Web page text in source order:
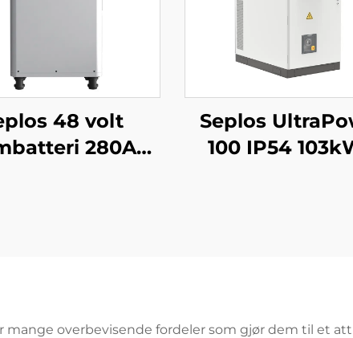
48 volt
280Ah
Seplos
100 IP54
overbevisende fordeler som gjør dem til et